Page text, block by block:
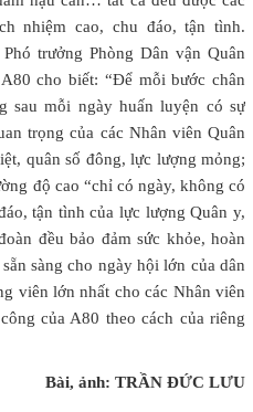
nhiệm cao, chu đáo, tận tình.
trưởng Phòng Dân vận Quân
cho biết: “Để mỗi bước chân
sau mỗi ngày huấn luyện có sự
trọng của các Nhân viên Quân
quân số đông, lực lượng mỏng;
độ cao “chỉ có ngày, không có
tận tình của lực lượng Quân y,
đều bảo đảm sức khỏe, hoàn
sàng cho ngày hội lớn của dân
viên lớn nhất cho các Nhân viên
của A80 theo cách của riêng
Bài, ảnh: TRẦN ĐỨC LƯU